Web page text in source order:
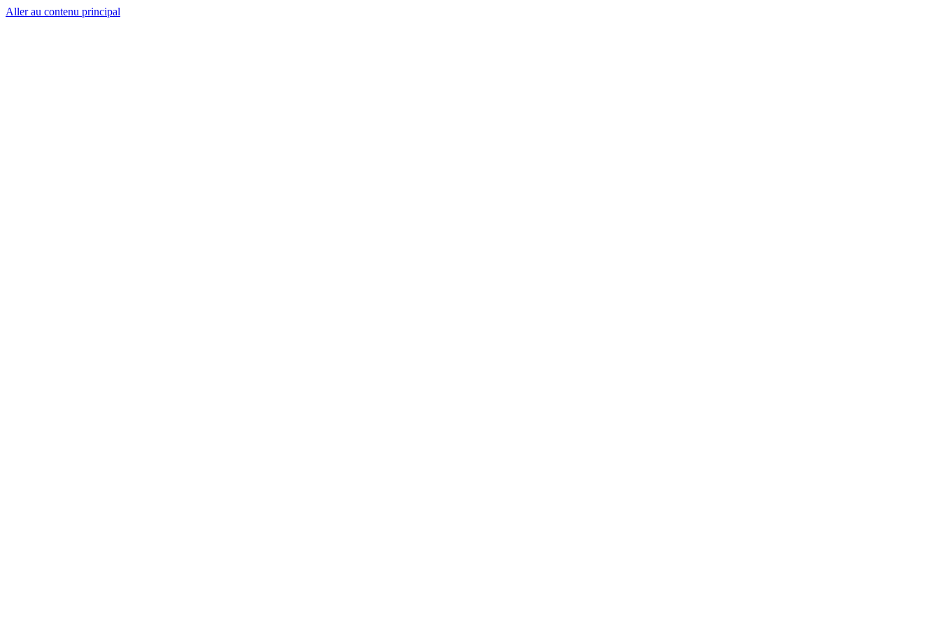
Aller au contenu principal